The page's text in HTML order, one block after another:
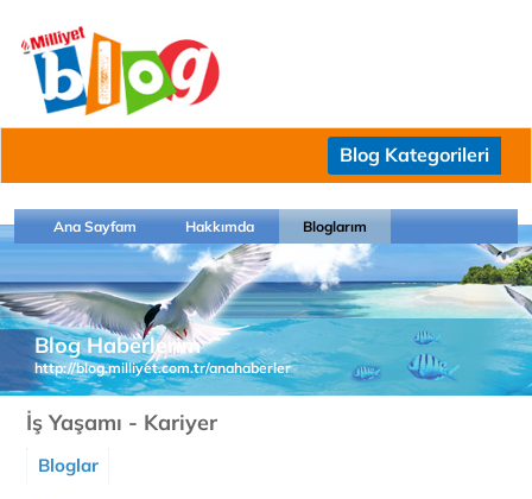
Blog Kategorileri
Ana Sayfam Hakkımda Bloglarım
Blog Haberlerim
http://blog.milliyet.com.tr/anahaberler
İş Yaşamı - Kariyer
Bloglar